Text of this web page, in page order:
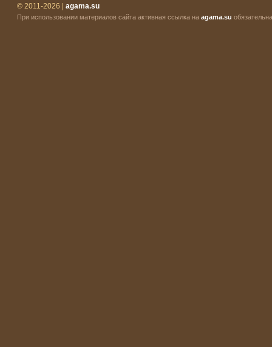
© 2011-2026 | agama.su
При использовании материалов сайта активная ссылка на agama.su